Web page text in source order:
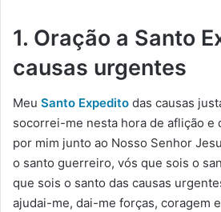
1. Oração a Santo
causas urgentes
Meu Santo Expedito das causas
socorrei-me nesta hora de aflição e
por mim junto ao Nosso Senhor
o santo guerreiro, vós que sois o
que sois o santo das causas
ajudai-me, dai-me forças, coragem